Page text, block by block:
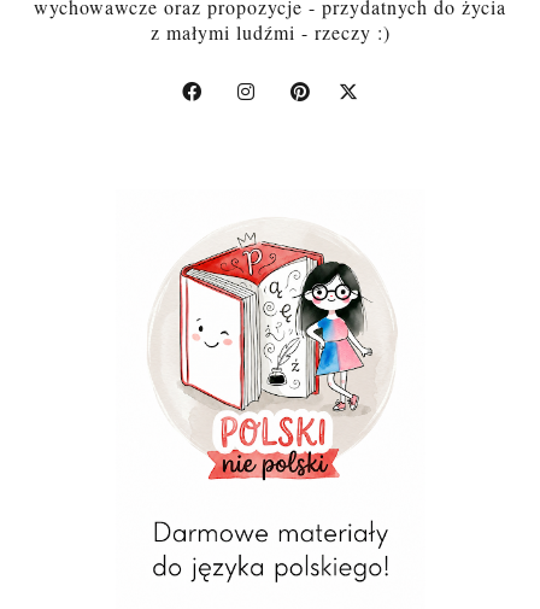
wychowawcze oraz propozycje - przydatnych do życia
z małymi ludźmi - rzeczy :)